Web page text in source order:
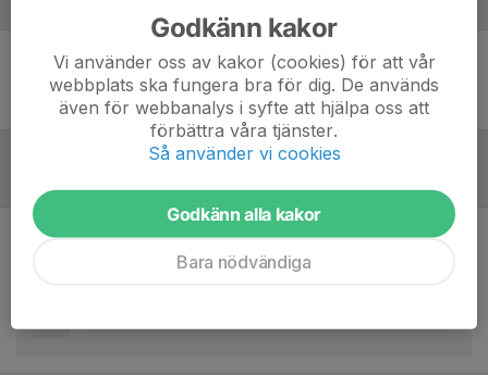
Ingen uppställning ifylld
Referat
Inget referat skrivet
Godkänn kakor
Vi använder oss av kakor (cookies) för att vår
webbplats ska fungera bra för dig. De används
även för webbanalys i syfte att hjälpa oss att
förbättra våra tjänster.
Så använder vi cookies
Godkänn alla kakor
Bara nödvändiga